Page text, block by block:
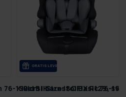
150cm i-Size ISOFIX R129,
GRA­TIS LE­VE­RANS
Kikid Bilbarnstol Basic 76-